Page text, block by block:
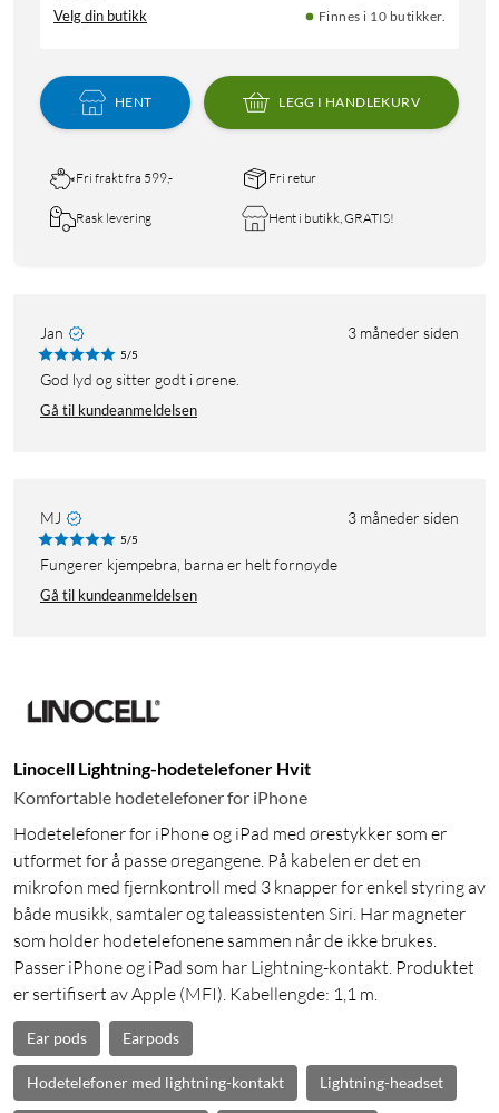
Velg din butikk Finnes i 10 butikker.
HENT LEGG I HANDLEKURV
Fri frakt fra 599,- Fri retur
Rask levering Hent i butikk, GRATIS!
Jan 3 måneder siden
5/5
God lyd og sitter godt i ørene.
Gå til kundeanmeldelsen
MJ 3 måneder siden
5/5
Fungerer kjempebra, barna er helt fornøyde
Gå til kundeanmeldelsen
Linocell Lightning-hodetelefoner Hvit
Komfortable hodetelefoner for iPhone
Hodetelefoner for iPhone og iPad med ørestykker som er
utformet for å passe øregangene. På kabelen er det en
mikrofon med fjernkontroll med 3 knapper for enkel styring av
både musikk, samtaler og taleassistenten Siri. Har magneter
som holder hodetelefonene sammen når de ikke brukes.
Passer iPhone og iPad som har Lightning-kontakt. Produktet
er sertifisert av Apple (MFI). Kabellengde: 1,1 m.
Ear pods Earpods
Hodetelefoner med lightning-kontakt Lightning-headset